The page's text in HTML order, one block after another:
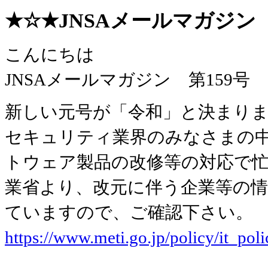
★☆★JNSAメールマガジ
こんにちは
JNSAメールマガジン 第159号
新しい元号が「令和」と決まり
セキュリティ業界のみなさまの
トウェア製品の改修等の対応で
業省より、改元に伴う企業等の
ていますので、ご確認下さい。
https://www.meti.go.jp/policy/